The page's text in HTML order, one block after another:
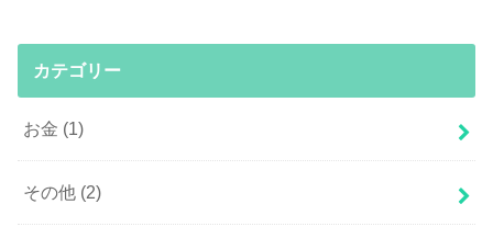
カテゴリー
お金 (1)
その他 (2)